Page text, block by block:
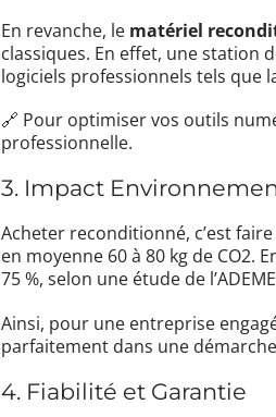
En revanche, le matériel
classiques. En effet, une station
logiciels professionnels tels que
🔗 Pour optimiser vos outils
professionnelle.
3. Impact
Acheter reconditionné, c’est
en moyenne 60 à 80 kg de CO2.
75 %, selon une étude de
Ainsi, pour une entreprise
parfaitement dans une
4. Fiabilité et Garantie